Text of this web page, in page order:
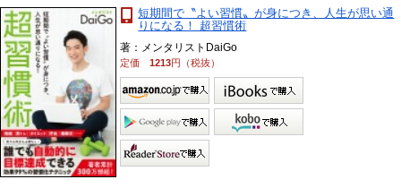
短期間で〝よい習慣〟が身につき、人生が思い通
りになる！ 超習慣術
著：メンタリストDaiGo
定価1213円（税抜）